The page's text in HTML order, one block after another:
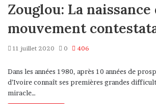
Zouglou: La naissance
mouvement
11 juillet 2020 0 406
Dans les années 1980, après 10 années de
d’Ivoire connaît ses premières grandes
miracle…